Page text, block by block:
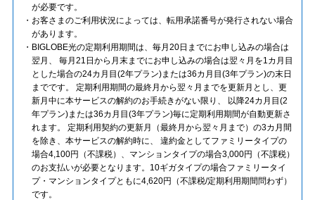
が必要です。
お客さまのご利用状況によっては、転用承諾番号が発行されない場合
があります。
BIGLOBE光の定期利用期間は、毎月20日までにお申し込みの場合は
翌月、 毎月21日から月末までにお申し込みの場合は翌々月を1カ月目
とした場合の24カ月目(2年プラン)または36カ月目(3年プラン)の末日
までです。 定期利用期間の最終月から翌々月までを更新月とし、更
新月中に本サービスの解約のお手続きがない限り、 以降24カ月目(2
年プラン)または36カ月目(3年プラン)毎に定期利用期間が自動更新さ
れます。 定期利用契約の更新月（最終月から翌々月まで）の3カ月間
を除き、本サービスの解約時に、 違約金としてファミリータイプの
場合4,100円（不課税）、マンションタイプの場合3,000円（不課税）
のお支払いが必要となります。10ギガタイプの場合ファミリータイ
プ・マンションタイプともに4,620円（不課税/定期利用期間問わず）
です。